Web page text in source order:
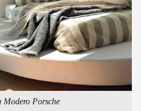
Modero Porsche